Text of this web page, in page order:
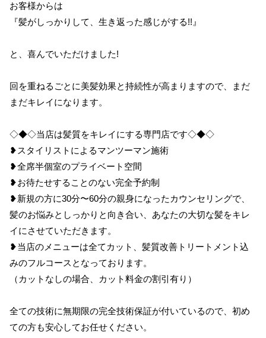
お客様からは
『髪がしっかりして、生き返った感じがする!!』
と、喜んでいただけました!
回を重ねるごとに美髪効果と持続性が高まりますので、まだ
まだキレイになります。
◇◆◇当店は髪質をキレイにする専門店です◇◆◇
❥スタイリストによるマンツーマン施術
❥全席半個室のプライベート空間
❥お待たせすることのない完全予約制
❥新規の方に30分〜60分の親身になったカウンセリングで、
髪のお悩みとしっかりと向き合い、あなたの大切な髪をキレ
イにさせていただきます。
❥当店のメニューは全てカット、髪質改善トリートメント込
みのフルコースとなっております。
（カットなしの場合、カット料金の割引有り）
全ての技術に無期限の完全技術保証が付いているので、初め
ての方も安心してお任せください。